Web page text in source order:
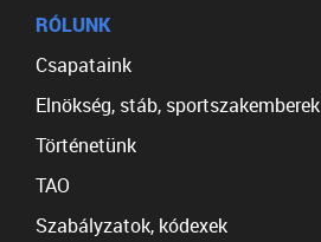
RÓLUNK
Csapataink
Elnökség, stáb, sportszakemberek
Történetünk
TAO
Szabályzatok, kódexek